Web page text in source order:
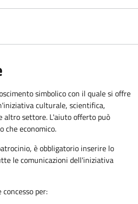
simbolico con il quale si offre
culturale, scientifica,
altro settore. L'aiuto offerto può
che economico.
è obbligatorio inserire lo
le comunicazioni dell'iniziativa
per: